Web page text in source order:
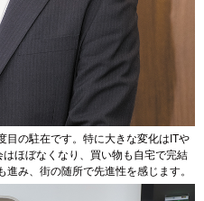
目の駐在です。特に大きな変化はITや
ほぼなくなり、買い物も自宅で完結
み、街の随所で先進性を感じます。